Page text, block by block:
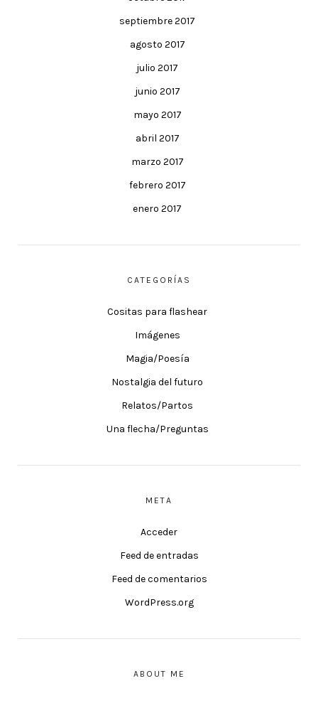
septiembre 2017
agosto 2017
julio 2017
junio 2017
mayo 2017
abril 2017
marzo 2017
febrero 2017
enero 2017
CATEGORÍAS
Cositas para flashear
Imágenes
Magia/Poesía
Nostalgia del futuro
Relatos/Partos
Una flecha/Preguntas
META
Acceder
Feed de entradas
Feed de comentarios
WordPress.org
ABOUT ME